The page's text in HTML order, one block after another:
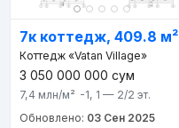
7к коттедж, 409.8 м²
Коттедж «Vatan Village»
3 050 000 000 сум
7,4 млн/м² -1, 1 — 2/2 эт.
Обновлено: 03 Сен 2025